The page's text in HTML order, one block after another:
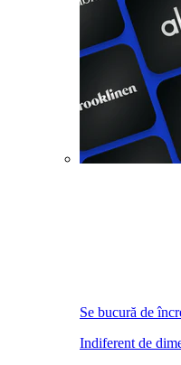
Se bucură de
Indiferent de